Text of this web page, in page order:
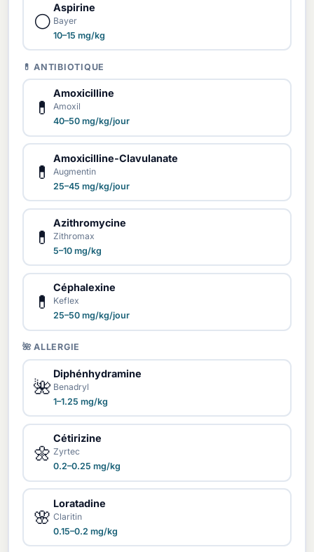
⚪
Aspirine
Bayer
10–15 mg/kg
💊 ANTIBIOTIQUE
💊
Amoxicilline
Amoxil
40–50 mg/kg/jour
💊
Amoxicilline-Clavulanate
Augmentin
25–45 mg/kg/jour
💊
Azithromycine
Zithromax
5–10 mg/kg
💊
Céphalexine
Keflex
25–50 mg/kg/jour
🌺 ALLERGIE
🌺
Diphénhydramine
Benadryl
1–1.25 mg/kg
🌼
Cétirizine
Zyrtec
0.2–0.25 mg/kg
🌸
Loratadine
Claritin
0.15–0.2 mg/kg